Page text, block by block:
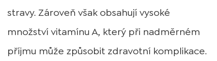
stravy. Zároveň však obsahují vysoké
množství vitamínu A, který při nadměrném
příjmu může způsobit zdravotní komplikace.